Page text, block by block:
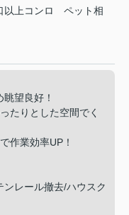
以上コンロ
ペット相
望良好！
たりとした空間でく
作業効率UP！
レール撤去/ハウスク